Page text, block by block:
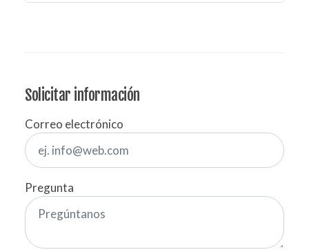
Solicitar información
Correo electrónico
Pregunta